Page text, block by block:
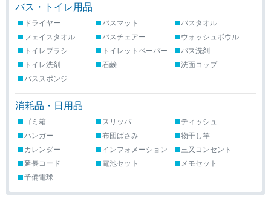
バス・トイレ用品
ドライヤー バスマット
バスタオル
フェイスタオル
バスチェアー
ウォッシュボウル
トイレブラシ
トイレットペーパー
バス洗剤
トイレ洗剤
石鹸
洗面コップ
バススポンジ
消耗品・日用品
ゴミ箱 スリッパ
ティッシュ
ハンガー
布団ばさみ
物干し竿
カレンダー
インフォメーション
三又コンセント
延長コード
電池セット
メモセット
予備電球